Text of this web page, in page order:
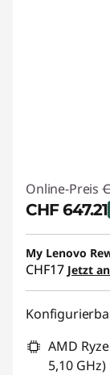
Online-Preis
CHF 647.21
eCoupon-
eCoupon :
My Lenovo
CHF17 Jetzt
AMD
5,10 GHz)